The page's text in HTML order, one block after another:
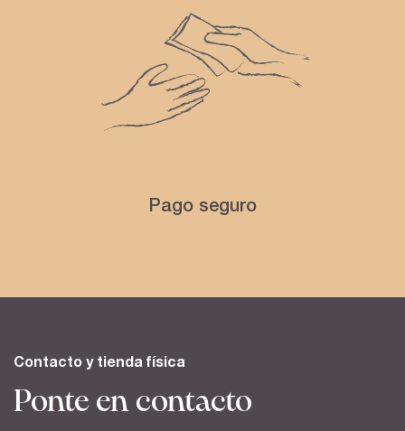
Pago seguro
Contacto y tienda física
Ponte en contacto